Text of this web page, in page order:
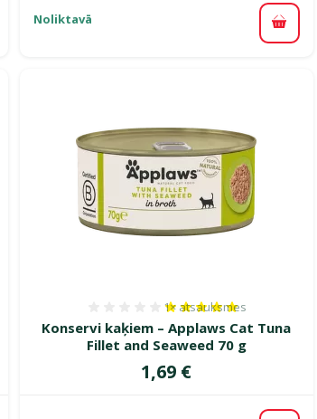
grozam
Noliktavā
skaits: 1
Konservi kaķiem – Applaws Cat Tuna
Fillet and Seaweed 70 g
Atsauksmes 100%,
1× atsauksmes
Cena
1,69 €